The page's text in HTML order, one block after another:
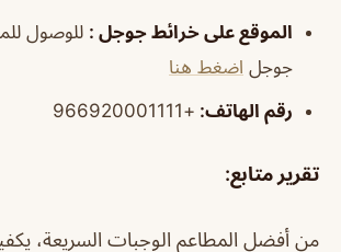
الموقع على خرائط جوجل : للوصول
جوجل اضغط هنا
رقم الهاتف: +966920001111
تقرير متابع:
من أفضل المطاعم الوجبات السريعة،